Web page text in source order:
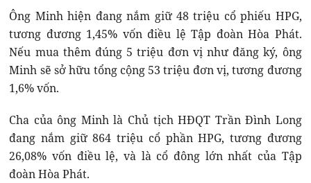
Ông Minh hiện đang nắm giữ 48 triệu cổ phiếu HPG,
tương đương 1,45% vốn điều lệ Tập đoàn Hòa Phát.
Nếu mua thêm đúng 5 triệu đơn vị như đăng ký, ông
Minh sẽ sở hữu tổng cộng 53 triệu đơn vị, tương đương
1,6% vốn.
Cha của ông Minh là Chủ tịch HĐQT Trần Đình Long
đang nắm giữ 864 triệu cổ phần HPG, tương đương
26,08% vốn điều lệ, và là cổ đông lớn nhất của Tập
đoàn Hòa Phát.